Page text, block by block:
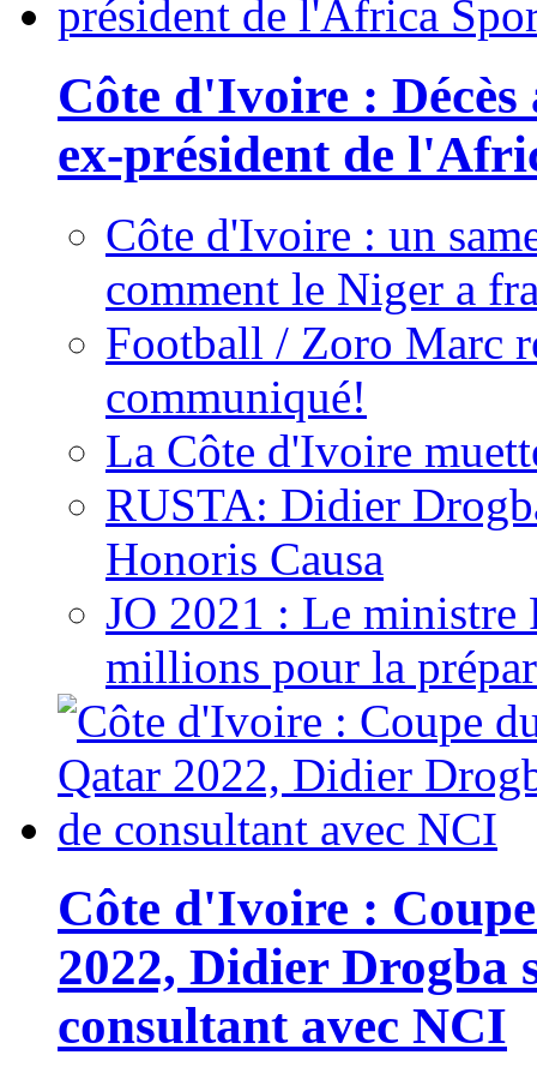
Côte d'Ivoire :
ex-président de
Côte d'Ivoire : un
comment le Niger a
Football / Zoro Marc
communiqué!
La Côte d'Ivoire
RUSTA: Didier
Honoris Causa
JO 2021 : Le ministre
millions pour la
Côte d'Ivoire :
2022, Didier Drogba
consultant avec NCI